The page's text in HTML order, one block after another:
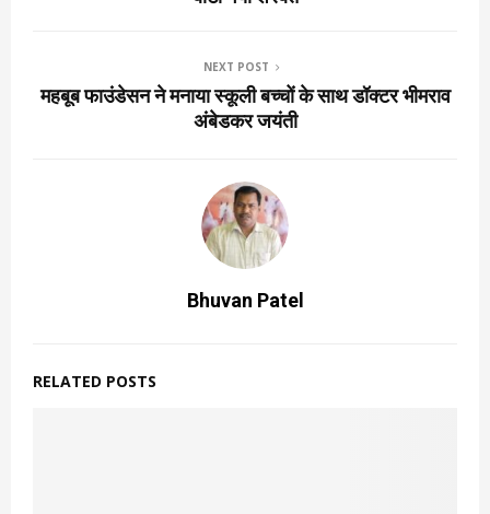
NEXT POST
महबूब फाउंडेसन ने मनाया स्कूली बच्चों के साथ डॉक्टर भीमराव
अंबेडकर जयंती
Bhuvan Patel
RELATED POSTS